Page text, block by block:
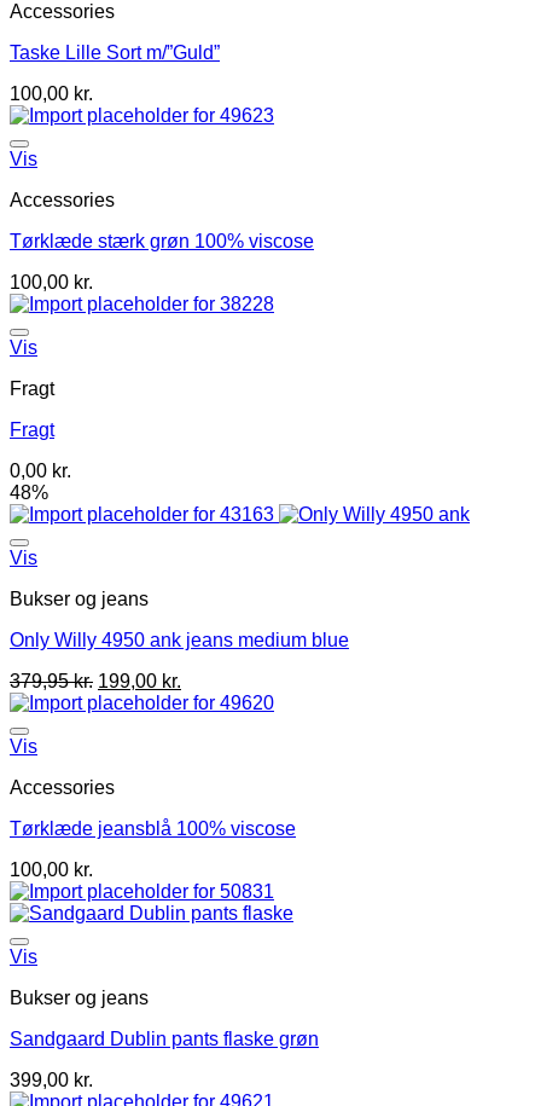
Accessories
Taske Lille Sort m/”Guld”
100,00 kr.
Vis
Accessories
Tørklæde stærk grøn 100% viscose
100,00 kr.
Vis
Fragt
Fragt
0,00 kr.
48%
Vis
Bukser og jeans
Only Willy 4950 ank jeans medium blue
379,95kr. 199,00 kr.
Vis
Accessories
Tørklæde jeansblå 100% viscose
100,00 kr.
Vis
Bukser og jeans
Sandgaard Dublin pants flaske grøn
399,00 kr.